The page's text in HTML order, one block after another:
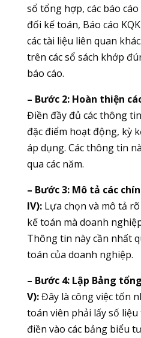
sổ tổng hợp, các báo
đối kế toán, Báo cáo
các tài liệu liên quan
trên các sổ sách khớp
báo cáo.
– Bước 2: Hoàn thiện
Điền đầy đủ các thông
đặc điểm hoạt động, kỳ
áp dụng. Các thông tin
qua các năm.
– Bước 3: Mô tả các
IV):Lựa chọn và mô tả
kế toán mà doanh
Thông tin này cần nhất
toán của doanh nghiệp.
– Bước 4: Lập Bảng
V):Đây là công việc tốn
toán viên phải lấy số
điền vào các bảng biểu